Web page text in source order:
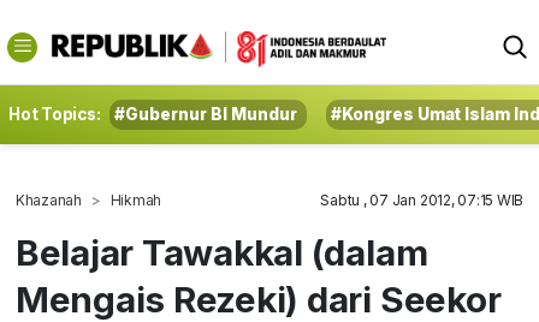
Hot Topics: #Gubernur BI Mundur #Kongres Umat Islam
Khazanah Hikmah Sabtu , 07 Jan 2012, 07:15 WIB
Belajar Tawakkal (dalam
Mengais Rezeki) dari Seekor